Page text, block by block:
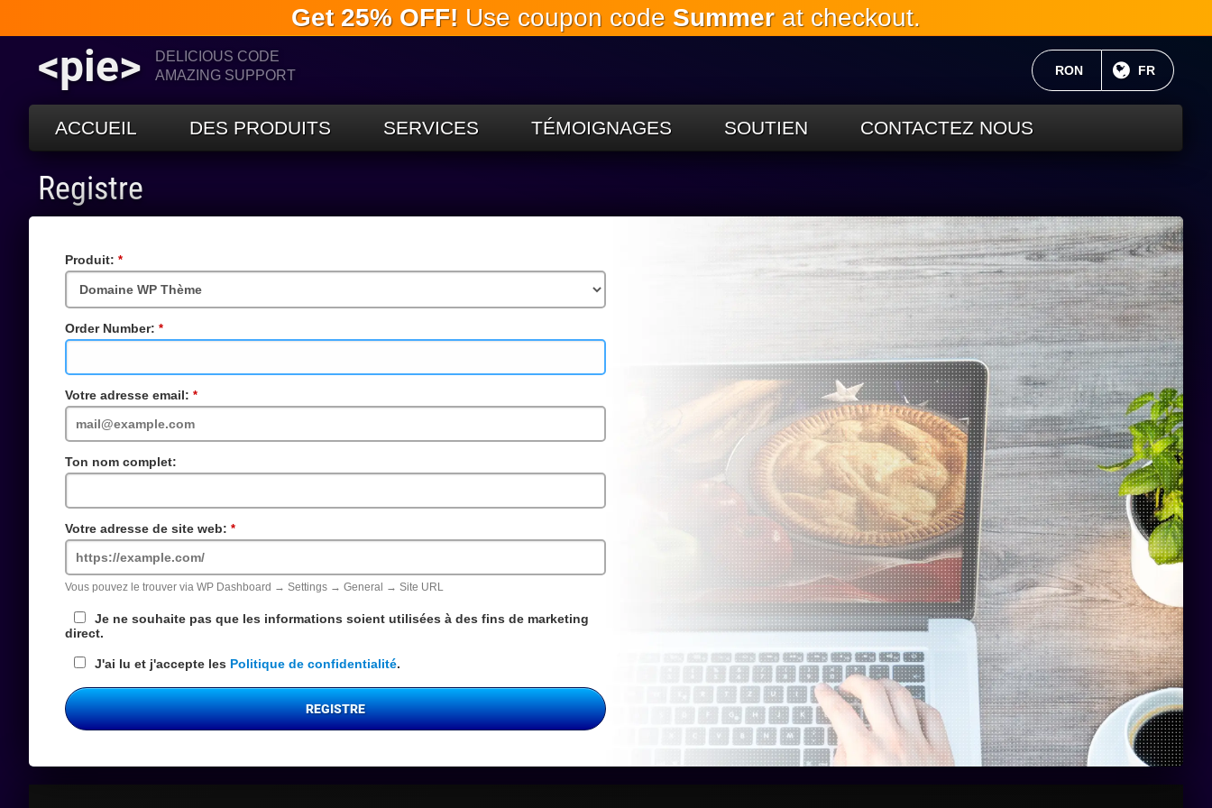
Passez
au
Get 25% OFF! Use coupon code Summerat checkout.
<pie>
DELICIOUS CODE
AMAZING SUPPORT
LANGUE
FR
MONNAIE ACTUELLE:
RON
ACCUEIL DES PRODUITS SERVICES TÉMOIGNAGES SOUTIEN CONTACTEZ NOUS
Registre
Produit:
requis
Order Number:
requis
Votre adresse email:
requis
Ton nom complet:
Votre adresse de site web:
requis
Vous pouvez le trouver via WP Dashboard → Settings → General → Site URL
Je ne souhaite pas que les informations soient utilisées à des fins de marketing
direct.
J'ai lu et j'accepte les Politique de confidentialité.
REGISTRE